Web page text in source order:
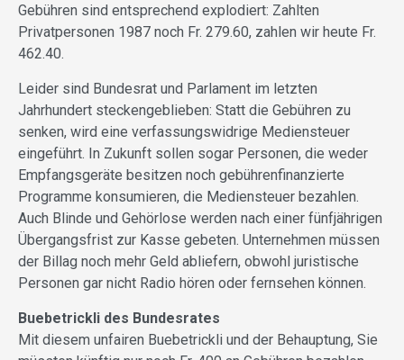
Gebühren sind entsprechend explodiert: Zahlten
Privatpersonen 1987 noch Fr. 279.60, zahlen wir heute Fr.
462.40.
Leider sind Bundesrat und Parlament im letzten
Jahrhundert steckengeblieben: Statt die Gebühren zu
senken, wird eine verfassungswidrige Mediensteuer
eingeführt. In Zukunft sollen sogar Personen, die weder
Empfangsgeräte besitzen noch gebührenfinanzierte
Programme konsumieren, die Mediensteuer bezahlen.
Auch Blinde und Gehörlose werden nach einer fünfjährigen
Übergangsfrist zur Kasse gebeten. Unternehmen müssen
der Billag noch mehr Geld abliefern, obwohl juristische
Personen gar nicht Radio hören oder fernsehen können.
Buebetrickli des Bundesrates
Mit diesem unfairen Buebetrickli und der Behauptung, Sie